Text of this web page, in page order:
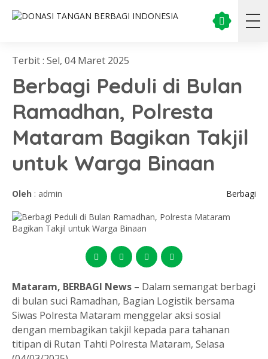
Terbit : Sel, 04 Maret 2025
Berbagi Peduli di Bulan
Ramadhan, Polresta
Mataram Bagikan Takjil
untuk Warga Binaan
Oleh : admin Berbagi
Mataram, BERBAGI News – Dalam semangat berbagi
di bulan suci Ramadhan, Bagian Logistik bersama
Siwas Polresta Mataram menggelar aksi sosial
dengan membagikan takjil kepada para tahanan
titipan di Rutan Tahti Polresta Mataram, Selasa